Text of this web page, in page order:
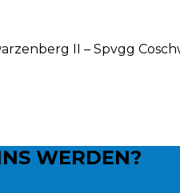
II – Spvgg
WERDEN?